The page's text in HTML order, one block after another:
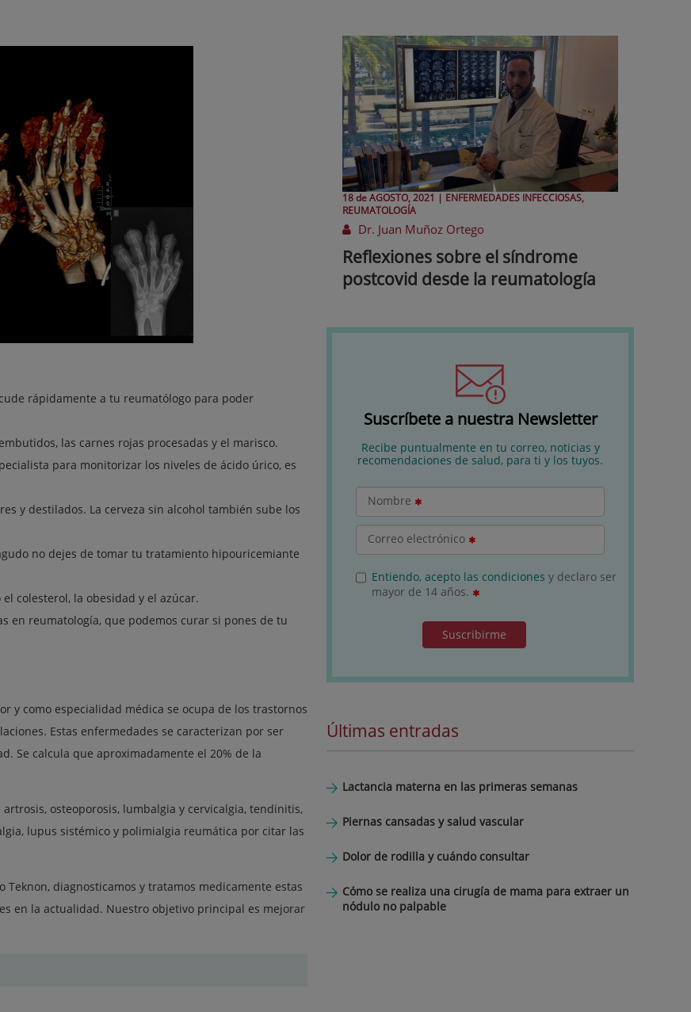
rápidamente a tu reumatólogo para poder
las carnes rojas procesadas y el marisco.
para monitorizar los niveles de ácido úrico, es
y destilados. La cerveza sin alcohol también sube los
no dejes de tomar tu tratamiento hipouricemiante
colesterol, la obesidad y el azúcar.
en reumatología, que podemos curar si pones de tu
y como especialidad médica se ocupa de los trastornos
Estas enfermedades se caracterizan por ser
Se calcula que aproximadamente el 20% de la
osteoporosis, lumbalgia y cervicalgia, tendinitis,
lupus sistémico y polimialgia reumática por citar las
Teknon, diagnosticamos y tratamos medicamente estas
en la actualidad. Nuestro objetivo principal es mejorar
18 deAGOSTO, 2021 | ENFERMEDADES INFECCIOSAS,
REUMATOLOGÍA
Dr. Juan Muñoz Ortego
Reflexiones sobre el síndrome
postcovid desde la reumatología
Suscríbete a nuestra Newsletter
Recibe puntualmente en tu correo, noticias y
recomendaciones de salud, para ti y los tuyos.
Nombre
Correo electrónico
Entiendo, acepto las condiciones y declaro ser
mayor de 14 años.
Suscribirme
Últimas entradas
Lactancia materna en las primeras semanas
Piernas cansadas y salud vascular
Dolor de rodilla y cuándo consultar
Cómo se realiza una cirugía de mama para extraer un
nódulo no palpable